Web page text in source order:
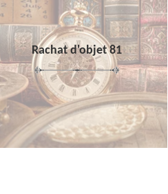
Rachat d'objet 81